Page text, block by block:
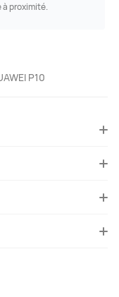
à proximité.
P10